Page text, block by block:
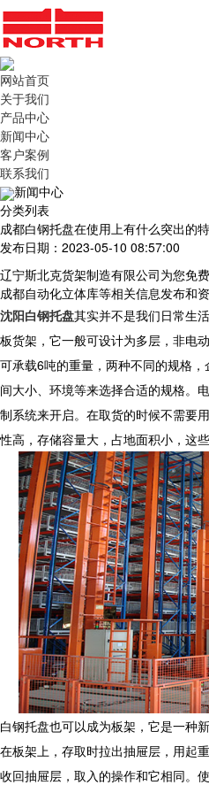
网站首页
关于我们
产品中心
新闻中心
客户案例
联系我们
新闻中心
分类列表
成都白钢托盘在使用上有什么突出的
发布日期：2023-05-10 08:57:00
辽宁斯北克货架制造有限公司为您免
成都自动化立体库等相关信息发布和
沈阳白钢托盘其实并不是我们日常生
板货架，它一般可设计为多层，非电
可承载6吨的重量，两种不同的规格
间大小、环境等来选择合适的规格。
制系统来开启。在取货的时候不需要
性高，存储容量大，占地面积小，这
白钢托盘也可以成为板架，它是一种
在板架上，存取时拉出抽屉层，用起
收回抽屉层，取入的操作和它相同。